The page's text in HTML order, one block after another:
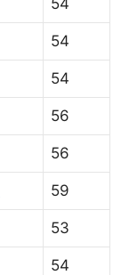
54
54
56
56
59
53
54